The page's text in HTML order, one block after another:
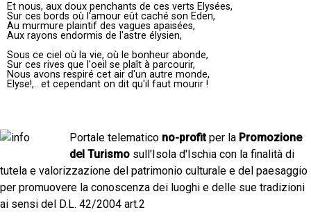
Et nous, aux doux penchants de ces verts Elysées,
Sur ces bords où l'amour eût caché son Eden,
Au murmure plaintif des vagues apaisées,
Aux rayons endormis de l'astre élysien,
Sous ce ciel où la vie, où le bonheur abonde,
Sur ces rives que l'oeil se plaît à parcourir,
Nous avons respiré cet air d'un autre monde,
Elyse!,.. et cependant on dit qu'il faut mourir !
Portale telematico no-profitper la Promozione
del Turismo sull'Isola d'Ischia con la finalità di
tutela e valorizzazione del patrimonio culturale e del paesaggio
per promuovere la conoscenza dei luoghi e delle sue tradizioni
ai sensi del D.L. 42/2004 art.2